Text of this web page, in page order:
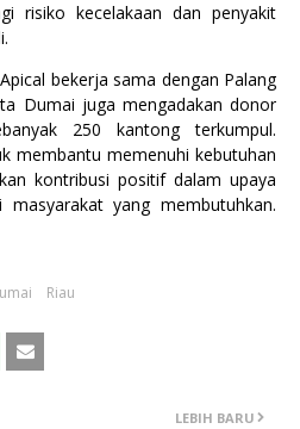
risiko kecelakaan dan penyakit
bekerja sama dengan Palang
Dumai juga mengadakan donor
250 kantong terkumpul.
membantu memenuhi kebutuhan
kontribusi positif dalam upaya
yang membutuhkan.
Riau
LEBIH BARU